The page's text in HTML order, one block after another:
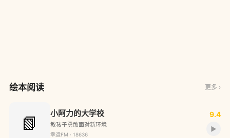
绘本阅读 更多 ›
📗 小阿力的大学校
教孩子勇敢面对新环境
幸运FM · 18636
9.4
▶